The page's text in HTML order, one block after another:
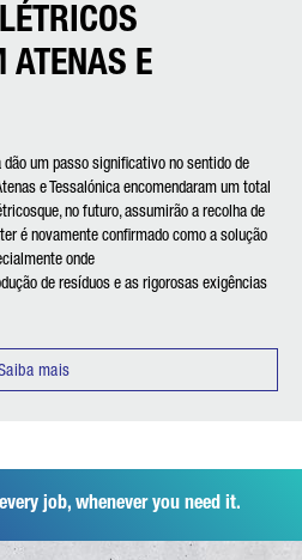
E
um passo significativo no sentido de
e Tessalónica encomendaram um total
no futuro, assumirão a recolha de
é novamente confirmado como a solução
onde
de resíduos e as rigorosas exigências
mais
job, whenever you need it.